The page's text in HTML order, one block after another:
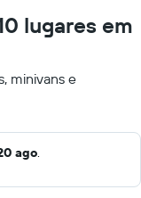
lugares em
minivans e
ago.